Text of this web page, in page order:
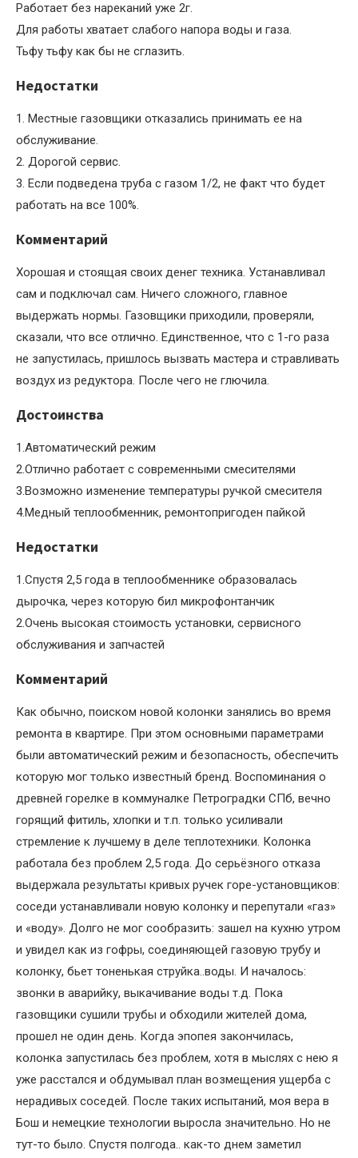
Работает без нареканий уже 2г.
Для работы хватает слабого напора воды и газа.
Тьфу тьфу как бы не сглазить.
Недостатки
1. Местные газовщики отказались принимать ее на
обслуживание.
2. Дорогой сервис.
3. Если подведена труба с газом 1/2, не факт что будет
работать на все 100%.
Комментарий
Хорошая и стоящая своих денег техника. Устанавливал
сам и подключал сам. Ничего сложного, главное
выдержать нормы. Газовщики приходили, проверяли,
сказали, что все отлично. Единственное, что с 1-го раза
не запустилась, пришлось вызвать мастера и стравливать
воздух из редуктора. После чего не глючила.
Достоинства
1.Автоматический режим
2.Отлично работает с современными смесителями
3.Возможно изменение температуры ручкой смесителя
4.Медный теплообменник, ремонтопригоден пайкой
Недостатки
1.Спустя 2,5 года в теплообменнике образовалась
дырочка, через которую бил микрофонтанчик
2.Очень высокая стоимость установки, сервисного
обслуживания и запчастей
Комментарий
Как обычно, поиском новой колонки занялись во время
ремонта в квартире. При этом основными параметрами
были автоматический режим и безопасность, обеспечить
которую мог только известный бренд. Воспоминания о
древней горелке в коммуналке Петроградки СПб, вечно
горящий фитиль, хлопки и т.п. только усиливали
стремление к лучшему в деле теплотехники. Колонка
работала без проблем 2,5 года. До серьёзного отказа
выдержала результаты кривых ручек горе-установщиков:
соседи устанавливали новую колонку и перепутали «газ»
и «воду». Долго не мог сообразить: зашел на кухню утром
и увидел как из гофры, соединяющей газовую трубу и
колонку, бьет тоненькая струйка..воды. И началось:
звонки в аварийку, выкачивание воды т.д. Пока
газовщики сушили трубы и обходили жителей дома,
прошел не один день. Когда эпопея закончилась,
колонка запустилась без проблем, хотя в мыслях с нею я
уже расстался и обдумывал план возмещения ущерба с
нерадивых соседей. После таких испытаний, моя вера в
Бош и немецкие технологии выросла значительно. Но не
тут-то было. Спустя полгода.. как-то днем заметил